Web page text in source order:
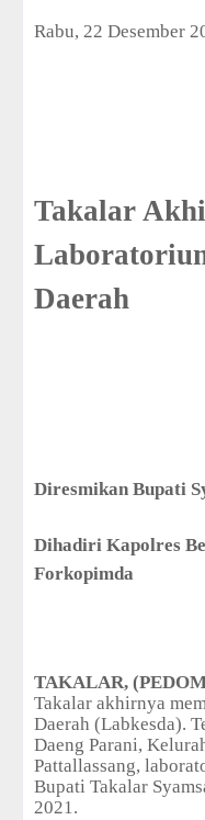
Rabu, 22 Desember
Takalar
Daerah
Diresmikan Bupati
Dihadiri Kapolres
Forkopimda
TAKALAR,
Takalar akhirnya
Daerah (Labkesda).
Daeng Parani,
Pattallassang,
Bupati Takalar
2021.